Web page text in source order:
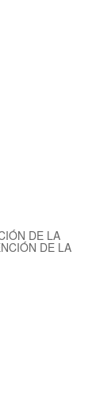
DE LA
DE LA